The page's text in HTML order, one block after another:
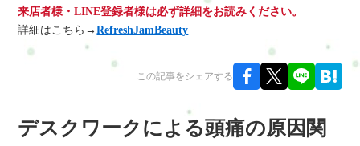
来店者様・LINE登録者様は必ず詳細をお読みください。
詳細はこちら→RefreshJamBeauty
この記事をシェアする
デスクワークによる頭痛の原因関